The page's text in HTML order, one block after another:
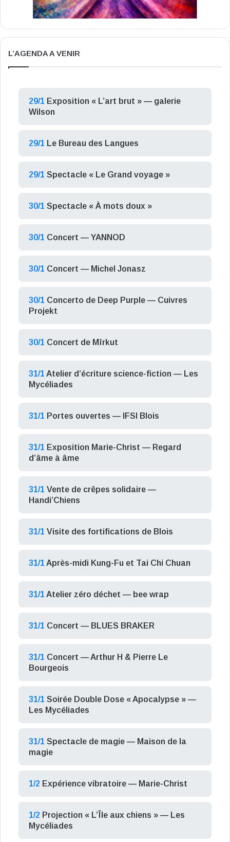
L’AGENDA A VENIR
29/1 Exposition « L’art brut » — galerie
Wilson
29/1 Le Bureau des Langues
29/1 Spectacle « Le Grand voyage »
30/1 Spectacle « À mots doux »
30/1 Concert — YANNOD
30/1 Concert — Michel Jonasz
30/1 Concerto de Deep Purple — Cuivres
Projekt
30/1 Concert de Mîrkut
31/1 Atelier d’écriture science-fiction — Les
Mycéliades
31/1 Portes ouvertes — IFSI Blois
31/1 Exposition Marie-Christ — Regard
d’âme à âme
31/1 Vente de crêpes solidaire —
Handi’Chiens
31/1 Visite des fortifications de Blois
31/1 Après-midi Kung-Fu et Tai Chi Chuan
31/1 Atelier zéro déchet — bee wrap
31/1 Concert — BLUES BRAKER
31/1 Concert — Arthur H & Pierre Le
Bourgeois
31/1 Soirée Double Dose « Apocalypse » —
Les Mycéliades
31/1 Spectacle de magie — Maison de la
magie
1/2 Expérience vibratoire — Marie-Christ
1/2 Projection « L’Île aux chiens » — Les
Mycéliades